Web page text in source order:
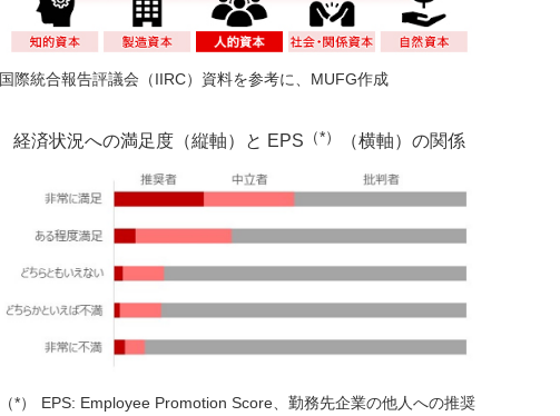
国際統合報告評議会（IIRC）資料を参考に、MUFG作成
経済状況への満足度（縦軸）と EPS （*） （横軸）の関係
EPS: Employee Promotion Score、勤務先企業の他人への推奨